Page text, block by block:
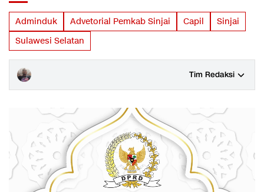
Adminduk Advetorial Pemkab Sinjai Capil
Sinjai
Sulawesi Selatan
Tim Redaksi